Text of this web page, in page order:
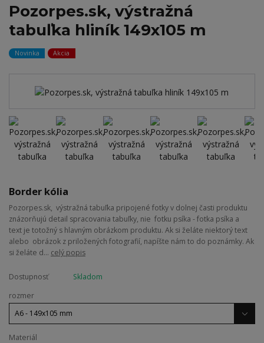
Pozorpes.sk, výstražná
tabuľka hliník 149x105 m
Novinka Akcia
Border kólia
Pozorpes.sk, výstražná tabuľka pripojené fotky v dolnej časti produktu
znázorňujú detail spracovania tabuľky, nie fotku psíka - fotka psíka a
text je totožný s hlavným obrázkom produktu. Ak si želáte niektorý text
alebo obrázok z priložených fotografií, napíšte nám to do poznámky. Ak
si želáte d... celý popis
Dostupnosť
Skladom
rozmer
Materiál